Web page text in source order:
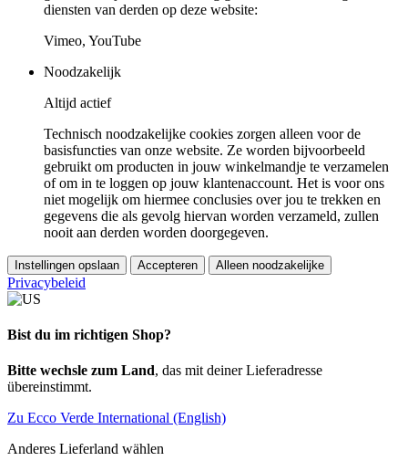
diensten van derden op deze website:
Vimeo, YouTube
Noodzakelijk
Altijd actief
Technisch noodzakelijke cookies zorgen alleen voor de
basisfuncties van onze website. Ze worden bijvoorbeeld
gebruikt om producten in jouw winkelmandje te verzamelen
of om in te loggen op jouw klantenaccount. Het is voor ons
niet mogelijk om hiermee conclusies over jou te trekken en
gegevens die als gevolg hiervan worden verzameld, zullen
nooit aan derden worden doorgegeven.
Instellingen opslaan Accepteren Alleen noodzakelijke
Privacybeleid
Bist du im richtigen Shop?
Bitte wechsle zum Land, das mit deiner Lieferadresse
übereinstimmt.
Zu Ecco Verde International (English)
Anderes Lieferland wählen